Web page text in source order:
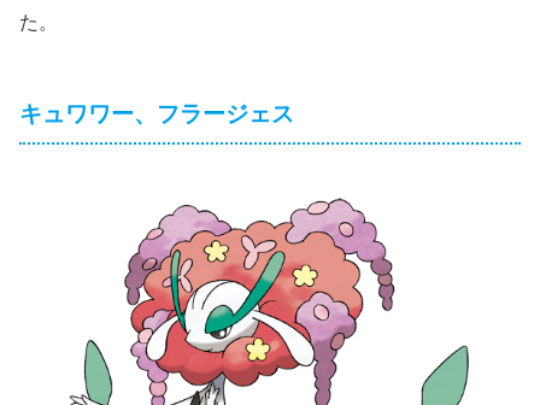
た。
キュワワー、フラージェス